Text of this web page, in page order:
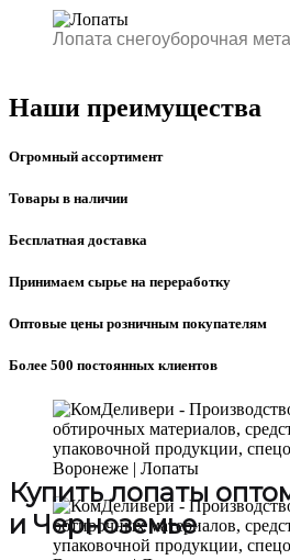
Лопата снегоуборочная
Наши преимущества
Огромный ассортимент
Товары в наличии
Бесплатная доставка
Принимаем сырье на переработку
Оптовые цены розничным покупателям
Более 500 постоянных клиентов
Купить лопаты
и Черноземье